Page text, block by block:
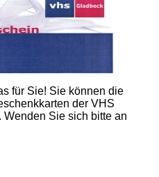
für Sie! Sie können die
der VHS
Sie sich bitte an